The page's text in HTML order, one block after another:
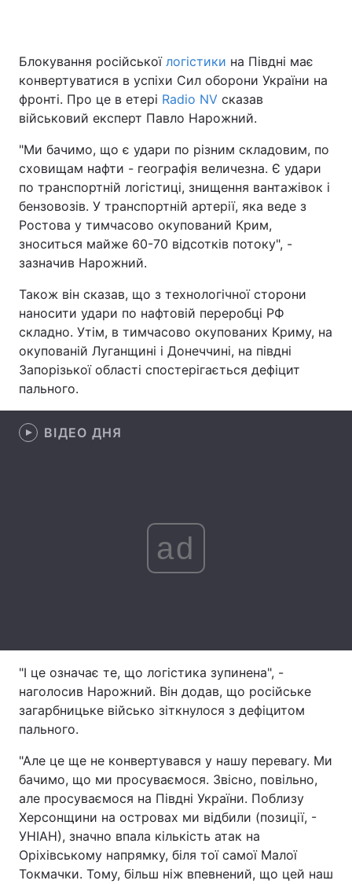
Україна Політика
Економіка Світ
Спорт Наука
Техно і зв'язок Лайт
Зброя Інциденти
Здоров'я Туризм
Цікавинки
Екологія Регіони
Лонгріди
Відео з Youtube Статті
Тема оформлення
Блокування російської логістики на Півдні має
конвертуватися в успіхи Сил оборони України на
фронті. Про це в етері Radio NV сказав
військовий експерт Павло Нарожний.
"Ми бачимо, що є удари по різним складовим, по
сховищам нафти - географія величезна. Є удари
по транспортній логістиці, знищення вантажівок і
бензовозів. У транспортній артерії, яка веде з
Ростова у тимчасово окупований Крим,
зноситься майже 60-70 відсотків потоку", -
зазначив Нарожний.
Також він сказав, що з технологічної сторони
наносити удари по нафтовій переробці РФ
складно. Утім, в тимчасово окупованих Криму, на
окупованій Луганщині і Донеччині, на півдні
Запорізької області спостерігається дефіцит
пального.
ВІДЕО ДНЯ
ad
"І це означає те, що логістика зупинена", -
наголосив Нарожний. Він додав, що російське
загарбницьке військо зіткнулося з дефіцитом
пального.
"Але це ще не конвертувався у нашу перевагу. Ми
бачимо, що ми просуваємося. Звісно, повільно,
але просуваємося на Півдні України. Поблизу
Херсонщини на островах ми відбили (позиції, -
УНІАН), значно впала кількість атак на
Оріхівському напрямку, біля тої самої Малої
Токмачки. Тому, більш ніж впевнений, що цей наш